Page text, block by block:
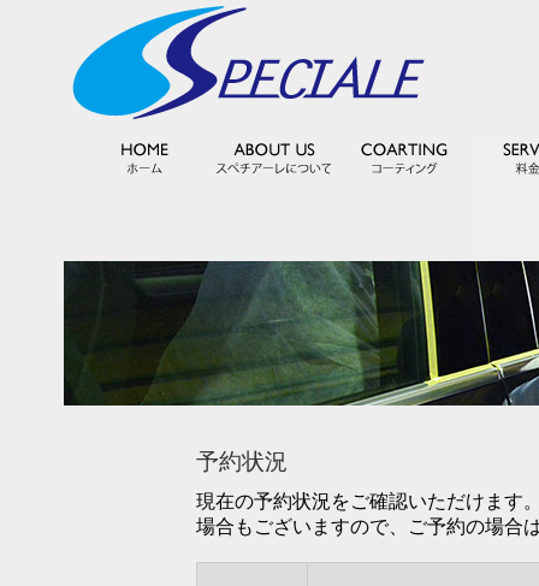
予約状況
現在の予約状況をご確認いただけます
場合もございますので、ご予約の場合